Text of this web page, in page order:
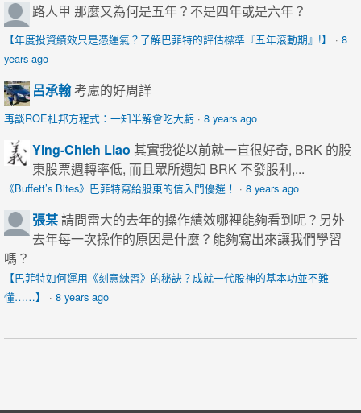
路人甲 那麼又為何是五年？不是四年或是六年？
【年度投資績效只是憑運氣？了解巴菲特的評估標準『五年滾動期』!】 · 8
years ago
呂承翰考慮的好周詳
再談ROE杜邦方程式：一知半解會吃大虧 · 8 years ago
Ying-Chieh Liao 其實我從以前就一直很好奇, BRK 的股
東股票週轉率低, 而且眾所週知 BRK 不發股利,...
《Buffett’s Bites》巴菲特寫給股東的信入門優選！ · 8 years ago
張某請問雷大的去年的操作績效哪裡能夠看到呢？另外
去年每一次操作的原因是什麼？能夠寫出來讓我們學習
嗎？
【巴菲特如何運用《刻意練習》的秘訣？成就一代股神的基本功並不難
懂……】
· 8 years ago